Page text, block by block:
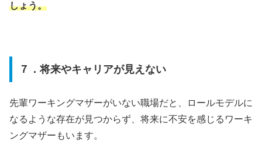
しょう。
７．将来やキャリアが見えない
先輩ワーキングマザーがいない職場だと、ロールモデルに
なるような存在が見つからず、将来に不安を感じるワーキ
ングマザーもいます。